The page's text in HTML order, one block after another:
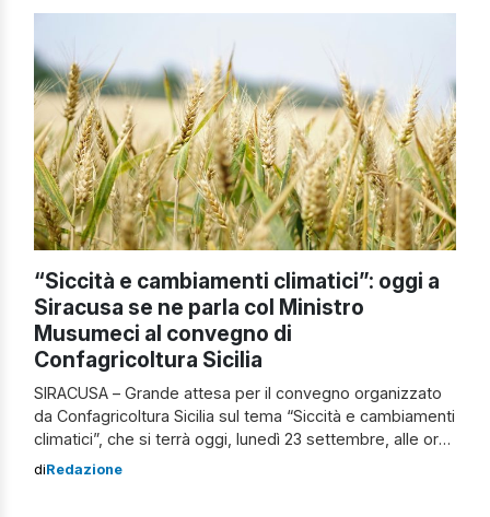
Camera e del Senato per la loro presenza a […]
“Siccità e cambiamenti climatici”: oggi a
Siracusa se ne parla col Ministro
Musumeci al convegno di
Confagricoltura Sicilia
SIRACUSA – Grande attesa per il convegno organizzato
da Confagricoltura Sicilia sul tema “Siccità e cambiamenti
climatici”, che si terrà oggi, lunedì 23 settembre, alle ore
11 al Palazzo Comunale Vermexio a Siracusa. L’evento,
diRedazione